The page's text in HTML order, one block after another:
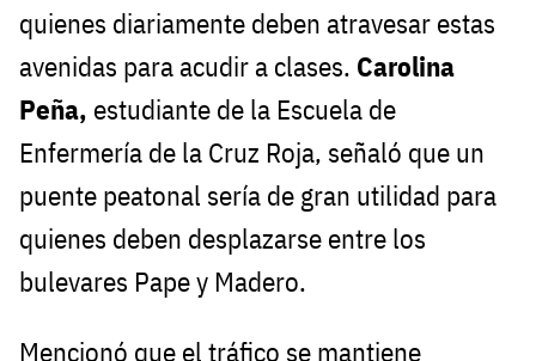
quienes diariamente deben atravesar estas
avenidas para acudir a clases. Carolina
Peña, estudiante de la Escuela de
Enfermería de la Cruz Roja, señaló que un
puente peatonal sería de gran utilidad para
quienes deben desplazarse entre los
bulevares Pape y Madero.
Mencionó que el tráfico se mantiene